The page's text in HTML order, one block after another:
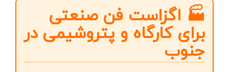
🏭 اگزاست فن صنعتی
برای کارگاه و پتروشیمی در
جنوب